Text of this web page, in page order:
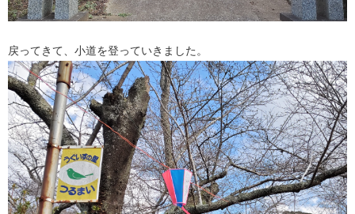
戻ってきて、小道を登っていきました。